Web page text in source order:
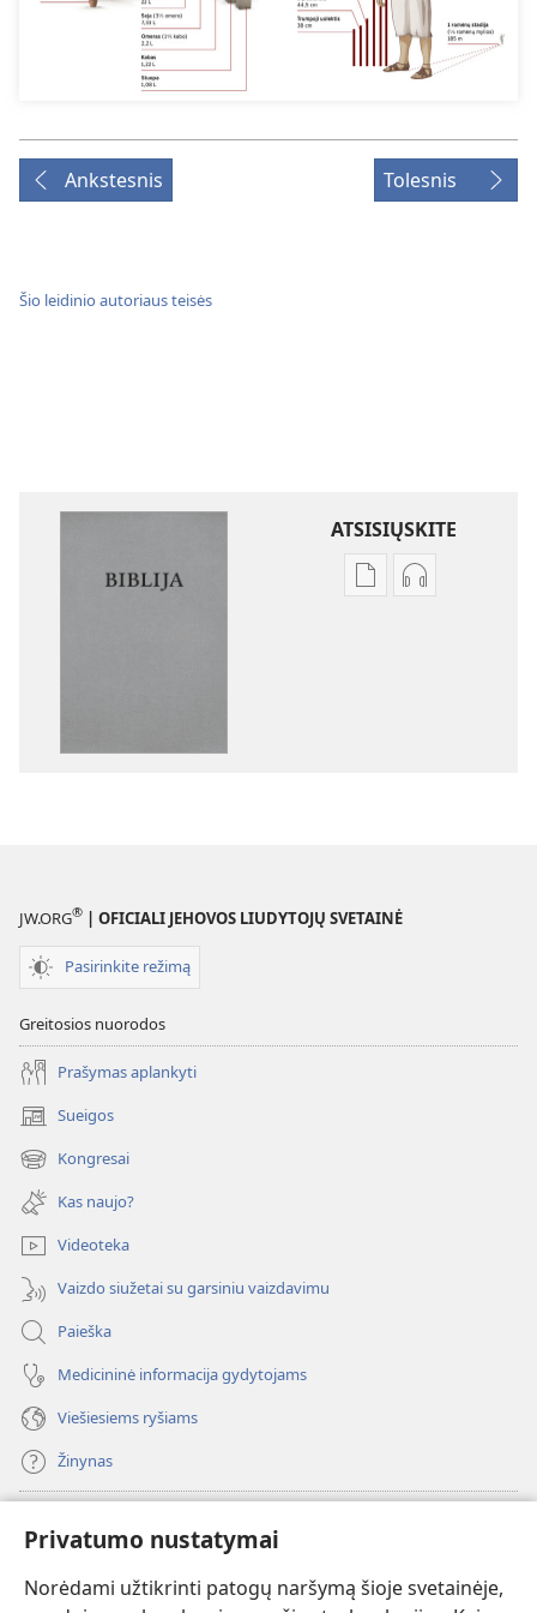
Privatumo nustatymai
Norėdami užtikrinti patogų naršymą šioje svetainėje,
Ankstesnis Tolesnis
Šio leidinio autoriaus teisės
ATSISIŲSKITE
Skaitmeninių
Garso
JW.ORG® | OFICIALI JEHOVOS LIUDYTOJŲ SVETAINĖ
Pasirinkite režimą
Greitosios nuorodos
Prašymas aplankyti
Sueigos
(atsiveria
naujas
langas)
Kongresai
(atsiveria
naujas
langas)
Kas naujo?
Videoteka
Vaizdo siužetai su garsiniu vaizdavimu
Paieška
Medicininė informacija gydytojams
Viešiesiems ryšiams
Žinynas
(atsiveria
naujas
langas)Sargybos bokšto INTERNETINĖ BIBLIOTEKA
(atsiveria